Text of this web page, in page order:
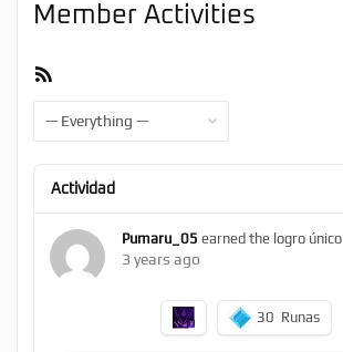
Member Activities
Actividad
Pumaru_05 earned the logro único
3 years ago
30 Runas